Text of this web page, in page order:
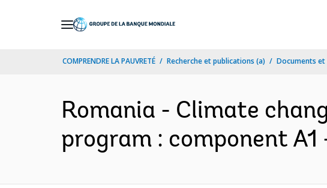
COMPRENDRE LA PAUVRETÉ Recherche et publications (a) Documents
Romania - Climate
program : component